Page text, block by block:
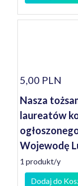
5,00 PLN
Nasza
laureatów
Wojewodę
1 produkt/y
Dodaj do